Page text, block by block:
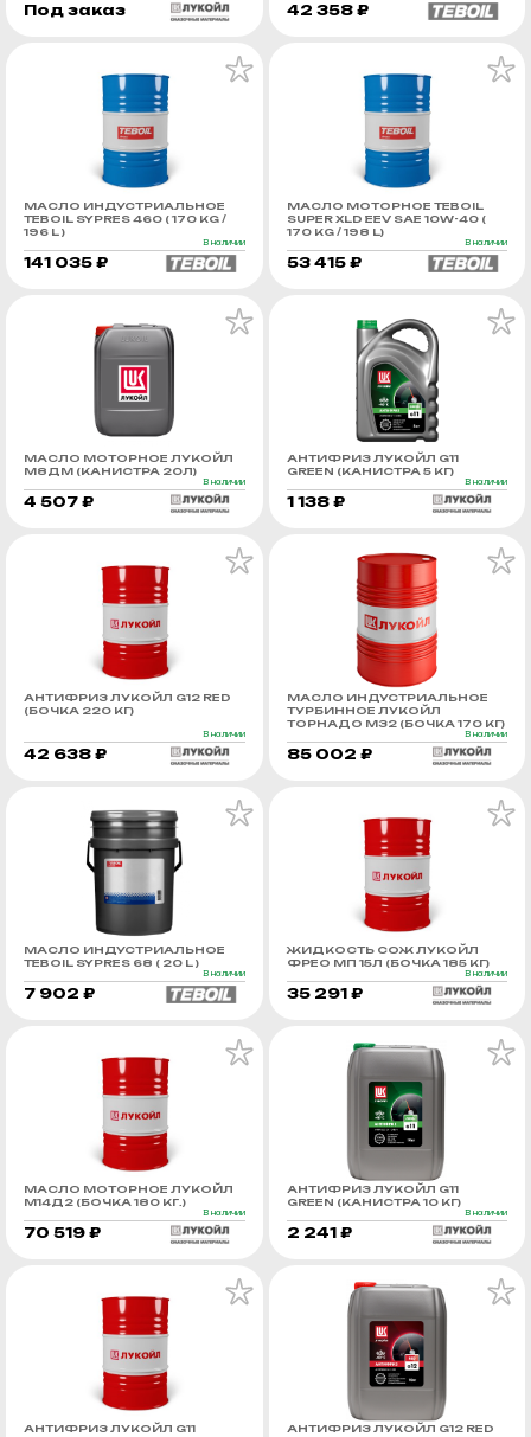
Под заказ 42 358 ₽
МАСЛО ИНДУСТРИАЛЬНОЕ
TEBOIL SYPRES 460 ( 170 KG /
196 L )
В наличии
141 035 ₽
МАСЛО МОТОРНОЕ TEBOIL
SUPER XLD EEV SAE 10W-40 (
170 KG / 198 L)
В наличии
53 415 ₽
МАСЛО МОТОРНОЕ ЛУКОЙЛ
М8ДМ (КАНИСТРА 20Л)
В наличии
4 507 ₽
АНТИФРИЗ ЛУКОЙЛ G11
GREEN (КАНИСТРА 5 КГ)
В наличии
1 138 ₽
АНТИФРИЗ ЛУКОЙЛ G12 RED
(БОЧКА 220 КГ)
В наличии
42 638 ₽
МАСЛО ИНДУСТРИАЛЬНОЕ
ТУРБИННОЕ ЛУКОЙЛ
ТОРНАДО М32 (БОЧКА 170 КГ)
В наличии
85 002 ₽
МАСЛО ИНДУСТРИАЛЬНОЕ
TEBOIL SYPRES 68 ( 20 L )
В наличии
7 902 ₽
ЖИДКОСТЬ СОЖ ЛУКОЙЛ
ФРЕО МП 15Л (БОЧКА 185 КГ)
В наличии
35 291 ₽
МАСЛО МОТОРНОЕ ЛУКОЙЛ
М14Д2 (БОЧКА 180 КГ.)
В наличии
70 519 ₽
АНТИФРИЗ ЛУКОЙЛ G11
GREEN (КАНИСТРА 10 КГ)
В наличии
2 241 ₽
АНТИФРИЗ ЛУКОЙЛ G11
АНТИФРИЗ ЛУКОЙЛ G12 RED